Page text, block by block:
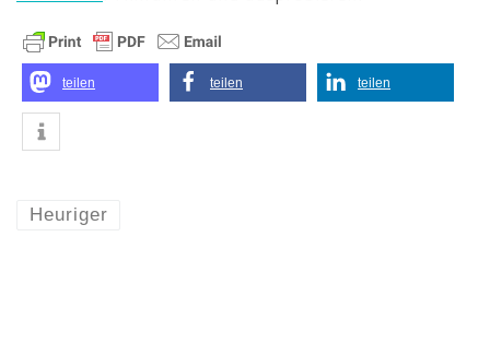
teilen teilen teilen
Heuriger